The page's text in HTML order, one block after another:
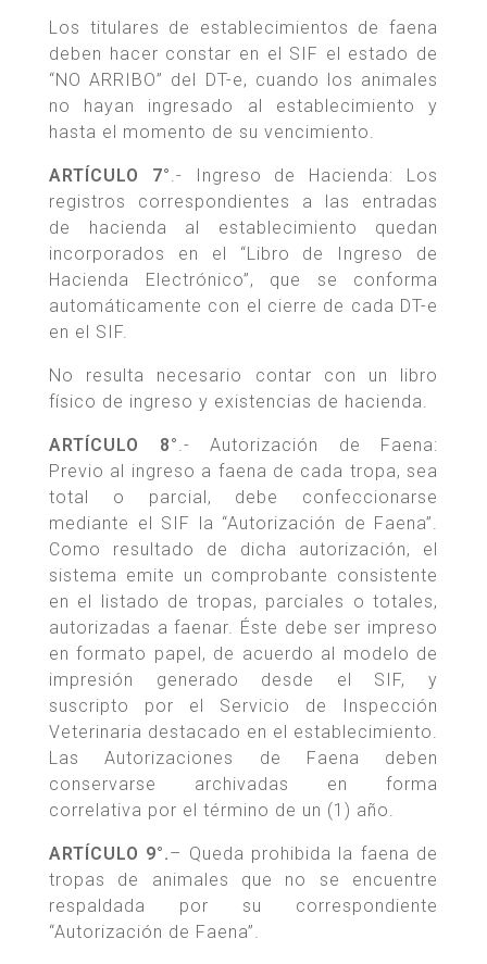
Los titulares de establecimientos de faena
deben hacer constar en el SIF el estado de
“NO ARRIBO” del DT-e, cuando los animales
no hayan ingresado al establecimiento y
hasta el momento de su vencimiento.
ARTÍCULO 7°.- Ingreso de Hacienda: Los
registros correspondientes a las entradas
de hacienda al establecimiento quedan
incorporados en el “Libro de Ingreso de
Hacienda Electrónico”, que se conforma
automáticamente con el cierre de cada DT-e
en el SIF.
No resulta necesario contar con un libro
físico de ingreso y existencias de hacienda.
ARTÍCULO 8°.- Autorización de Faena:
Previo al ingreso a faena de cada tropa, sea
total o parcial, debe confeccionarse
mediante el SIF la “Autorización de Faena”.
Como resultado de dicha autorización, el
sistema emite un comprobante consistente
en el listado de tropas, parciales o totales,
autorizadas a faenar. Éste debe ser impreso
en formato papel, de acuerdo al modelo de
impresión generado desde el SIF, y
suscripto por el Servicio de Inspección
Veterinaria destacado en el establecimiento.
Las Autorizaciones de Faena deben
conservarse archivadas en forma
correlativa por el término de un (1) año.
ARTÍCULO 9°.– Queda prohibida la faena de
tropas de animales que no se encuentre
respaldada por su correspondiente
“Autorización de Faena”.